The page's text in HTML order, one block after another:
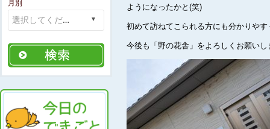
月別 ようになったかと(笑)
初めて訪ねてこられる方にも分かりや
今後も「野の花舎」をよろしくお願いし